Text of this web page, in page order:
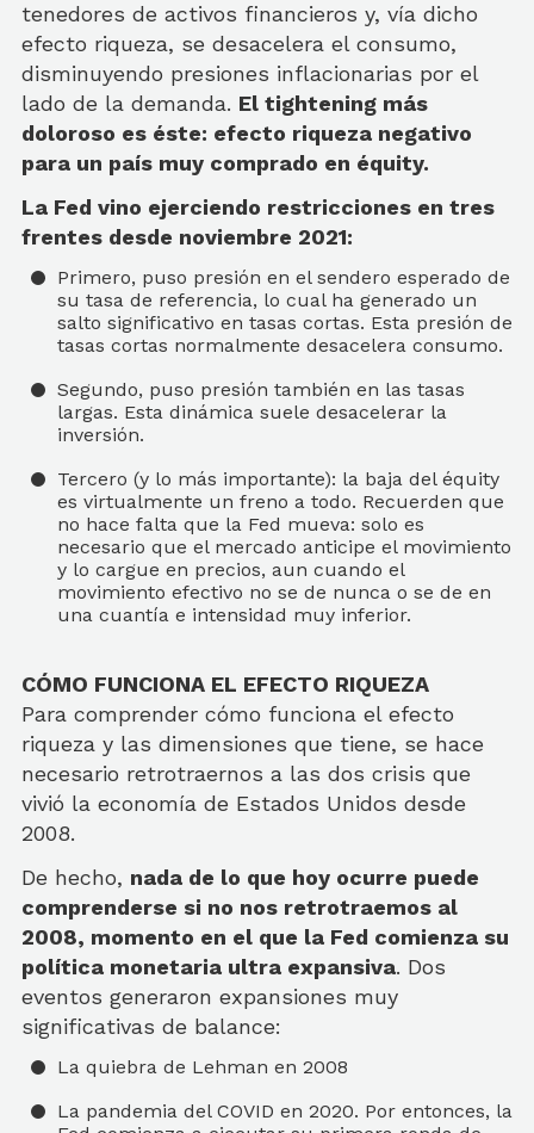
tenedores de activos financieros y, vía dicho
efecto riqueza, se desacelera el consumo,
disminuyendo presiones inflacionarias por el
lado de la demanda. El tightening más
doloroso es éste: efecto riqueza negativo
para un país muy comprado en équity.
La Fed vino ejerciendo restricciones en tres
frentes desde noviembre 2021:
Primero, puso presión en el sendero esperado de
su tasa de referencia, lo cual ha generado un
salto significativo en tasas cortas. Esta presión de
tasas cortas normalmente desacelera consumo.
Segundo, puso presión también en las tasas
largas. Esta dinámica suele desacelerar la
inversión.
Tercero (y lo más importante): la baja del équity
es virtualmente un freno a todo. Recuerden que
no hace falta que la Fed mueva: solo es
necesario que el mercado anticipe el movimiento
y lo cargue en precios, aun cuando el
movimiento efectivo no se de nunca o se de en
una cuantía e intensidad muy inferior.
CÓMO FUNCIONA EL EFECTO RIQUEZA
Para comprender cómo funciona el efecto
riqueza y las dimensiones que tiene, se hace
necesario retrotraernos a las dos crisis que
vivió la economía de Estados Unidos desde
2008.
De hecho, nada de lo que hoy ocurre puede
comprenderse si no nos retrotraemos al
2008, momento en el que la Fed comienza su
política monetaria ultra expansiva. Dos
eventos generaron expansiones muy
significativas de balance:
La quiebra de Lehman en 2008
La pandemia del COVID en 2020. Por entonces, la